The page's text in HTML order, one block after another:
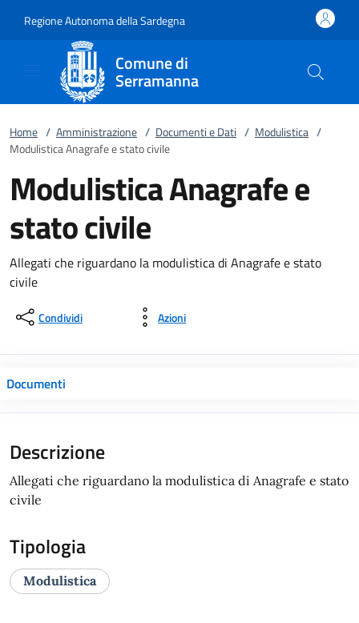
Regione Autonoma della Sardegna
Comune di
Serramanna
Home / Amministrazione / Documenti e Dati / Modulistica /
Modulistica Anagrafe e stato civile
Modulistica Anagrafe e
stato civile
Allegati che riguardano la modulistica di Anagrafe e stato
civile
Condividi Azioni
Documenti
Descrizione
Allegati che riguardano la modulistica di Anagrafe e stato
civile
Tipologia
Modulistica